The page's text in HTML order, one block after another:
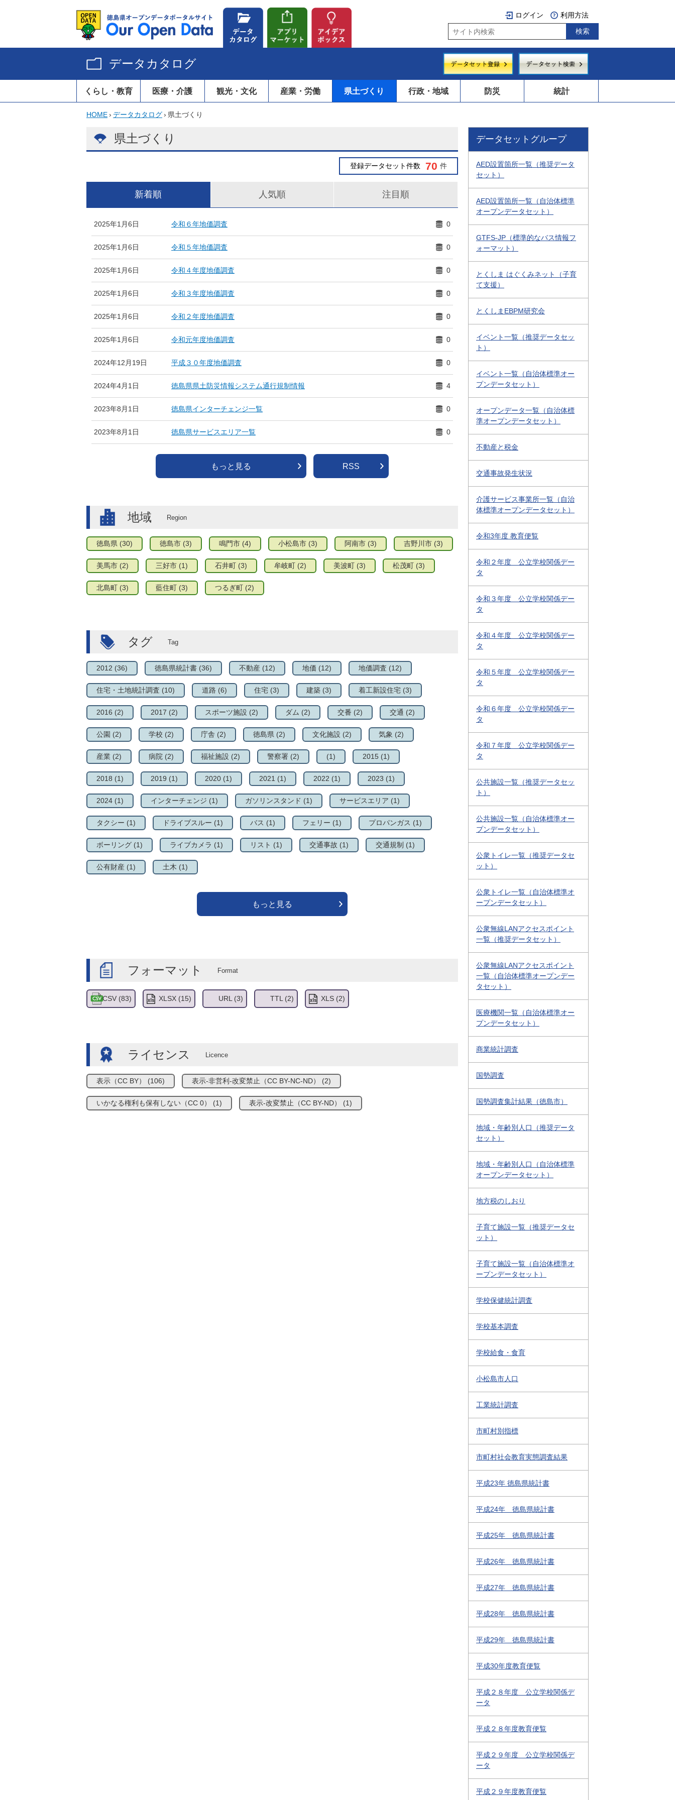
ログイン 利用方法
データカタログ
くらし・教育 医療・介護 観光・文化 産業・労働 県土づくり 行政・地域 防災 統計
HOME› データカタログ› 県土づくり
県土づくり
登録データセット件数 70 件
新着順 人気順 注目順
2025年1月6日 令和６年地価調査 0
2025年1月6日 令和５年地価調査 0
2025年1月6日 令和４年度地価調査 0
2025年1月6日 令和３年度地価調査 0
2025年1月6日 令和２年度地価調査 0
2025年1月6日 令和元年度地価調査 0
2024年12月19日 平成３０年度地価調査 0
2024年4月1日 徳島県県土防災情報システム通行規制情報 4
2023年8月1日 徳島県インターチェンジ一覧 0
2023年8月1日 徳島県サービスエリア一覧 0
もっと見る RSS
地域
徳島県 (30) 徳島市 (3) 鳴門市 (4) 小松島市 (3) 阿南市 (3) 吉野川市 (3)
美馬市 (2) 三好市 (1) 石井町 (3) 牟岐町 (2) 美波町 (3) 松茂町 (3)
北島町 (3) 藍住町 (3) つるぎ町 (2)
タグ
2012 (36) 徳島県統計書 (36) 不動産 (12) 地価 (12) 地価調査 (12)
住宅・土地統計調査 (10) 道路 (6) 住宅 (3) 建築 (3) 着工新設住宅 (3)
2016 (2) 2017 (2) スポーツ施設 (2) ダム (2) 交番 (2) 交通 (2)
公園 (2) 学校 (2) 庁舎 (2) 徳島県 (2) 文化施設 (2) 気象 (2)
産業 (2) 病院 (2) 福祉施設 (2) 警察署 (2) (1) 2015 (1)
2018 (1) 2019 (1) 2020 (1) 2021 (1) 2022 (1) 2023 (1)
2024 (1) インターチェンジ (1) ガソリンスタンド (1) サービスエリア (1)
タクシー (1) ドライブスルー (1) バス (1) フェリー (1) プロパンガス (1)
ボーリング (1) ライブカメラ (1) リスト (1) 交通事故 (1) 交通規制 (1)
公有財産 (1) 土木 (1)
もっと見る
フォーマット
CSV (83) XLSX (15) URL (3) TTL (2) XLS (2)
ライセンス
表示（CC BY） (106) 表示-非営利-改変禁止（CC BY-NC-ND） (2)
いかなる権利も保有しない（CC 0） (1) 表示-改変禁止（CC BY-ND） (1)
データセットグループ
AED設置箇所一覧（推奨データ
セット）
AED設置箇所一覧（自治体標準
オープンデータセット）
GTFS-JP（標準的なバス情報フ
ォーマット）
とくしま はぐくみネット（子育
て支援）
とくしまEBPM研究会
イベント一覧（推奨データセッ
ト）
イベント一覧（自治体標準オー
プンデータセット）
オープンデータ一覧（自治体標
準オープンデータセット）
不動産と税金
交通事故発生状況
介護サービス事業所一覧（自治
体標準オープンデータセット）
令和3年度 教育便覧
令和２年度 公立学校関係デー
タ
令和３年度 公立学校関係デー
タ
令和４年度 公立学校関係デー
タ
令和５年度 公立学校関係デー
タ
令和６年度 公立学校関係デー
タ
令和７年度 公立学校関係デー
タ
公共施設一覧（推奨データセッ
ト）
公共施設一覧（自治体標準オー
プンデータセット）
公衆トイレ一覧（推奨データセ
ット）
公衆トイレ一覧（自治体標準オ
ープンデータセット）
公衆無線LANアクセスポイント
一覧（推奨データセット）
公衆無線LANアクセスポイント
一覧（自治体標準オープンデー
タセット）
医療機関一覧（自治体標準オー
プンデータセット）
商業統計調査
国勢調査
国勢調査集計結果（徳島市）
地域・年齢別人口（推奨データ
セット）
地域・年齢別人口（自治体標準
オープンデータセット）
地方税のしおり
子育て施設一覧（推奨データセ
ット）
子育て施設一覧（自治体標準オ
ープンデータセット）
学校保健統計調査
学校基本調査
学校給食・食育
小松島市人口
工業統計調査
市町村別指標
市町村社会教育実態調査結果
平成23年 徳島県統計書
平成24年 徳島県統計書
平成25年 徳島県統計書
平成26年 徳島県統計書
平成27年 徳島県統計書
平成28年 徳島県統計書
平成29年 徳島県統計書
平成30年度教育便覧
平成２８年度 公立学校関係デ
ータ
平成２８年度教育便覧
平成２９年度 公立学校関係デ
ータ
平成２９年度教育便覧